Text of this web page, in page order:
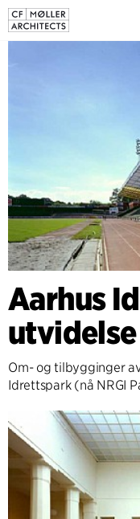
Aarhus
utvidelse
Om- og tilbygginger
Idrettspark (nå NRGI